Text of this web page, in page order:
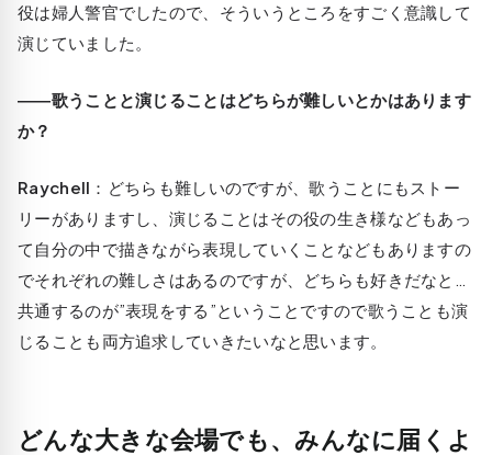
役は婦人警官でしたので、そういうところをすごく意識して
演じていました。
――歌うことと演じることはどちらが難しいとかはあります
か？
Raychell ：どちらも難しいのですが、歌うことにもストー
リーがありますし、演じることはその役の生き様などもあっ
て自分の中で描きながら表現していくことなどもありますの
でそれぞれの難しさはあるのですが、どちらも好きだなと…
共通するのが”表現をする”ということですので歌うことも演
じることも両方追求していきたいなと思います。
どんな大きな会場でも、みんなに届くよ